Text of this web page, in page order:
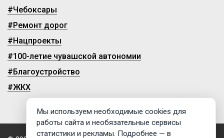
#Чебоксары
#Ремонт дорог
#Нацпроекты
#100-летие чувашской автономии
#Благоустройство
#ЖКХ
Мы используем необходимые cookies для
работы сайта и необязательные сервисы
статистики и рекламы. Подробнее — в